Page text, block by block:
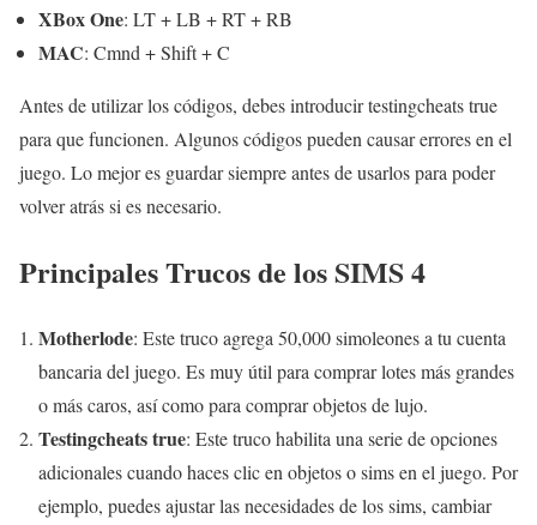
XBox One: LT + LB + RT + RB
MAC: Cmnd + Shift + C
Antes de utilizar los códigos, debes introducir testingcheats true
para que funcionen. Algunos códigos pueden causar errores en el
juego. Lo mejor es guardar siempre antes de usarlos para poder
volver atrás si es necesario.
Principales Trucos de los SIMS 4
Motherlode: Este truco agrega 50,000 simoleones a tu cuenta
bancaria del juego. Es muy útil para comprar lotes más grandes
o más caros, así como para comprar objetos de lujo.
Testingcheats true: Este truco habilita una serie de opciones
adicionales cuando haces clic en objetos o sims en el juego. Por
ejemplo, puedes ajustar las necesidades de los sims, cambiar